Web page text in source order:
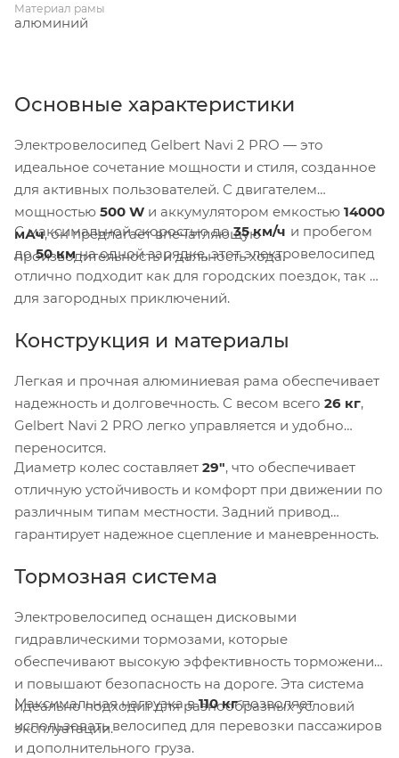
Материал рамы
алюминий
Основные характеристики
Электровелосипед Gelbert Navi 2 PRO — это
идеальное сочетание мощности и стиля, созданное
для активных пользователей. С двигателем
мощностью 500 W и аккумулятором емкостью 14000
мАч, он предлагает впечатляющую
производительность и дальность хода.
С максимальной скоростью до35 км/ч и пробегом
до50 кмна одной зарядке, этот электровелосипед
отлично подходит как для городских поездок, так и
для загородных приключений.
Конструкция и материалы
Легкая и прочная алюминиевая рама обеспечивает
надежность и долговечность. С весом всего 26 кг,
Gelbert Navi 2 PRO легко управляется и удобно
переносится.
Диаметр колес составляет 29", что обеспечивает
отличную устойчивость и комфорт при движении по
различным типам местности. Задний привод
гарантирует надежное сцепление и маневренность.
Тормозная система
Электровелосипед оснащен дисковыми
гидравлическими тормозами, которые
обеспечивают высокую эффективность торможения
и повышают безопасность на дороге. Эта система
идеально подходит для разнообразных условий
эксплуатации.
Максимальная нагрузка в110 кгпозволяет
использовать велосипед для перевозки пассажиров
и дополнительного груза.